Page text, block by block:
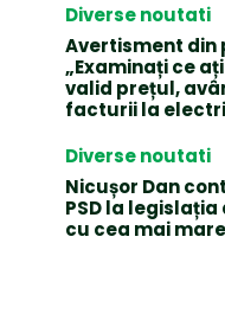
Diverse noutati
Avertisment din
„Examinați ce
valid prețul,
facturii la
Diverse noutati
Nicușor Dan
PSD la
cu cea mai